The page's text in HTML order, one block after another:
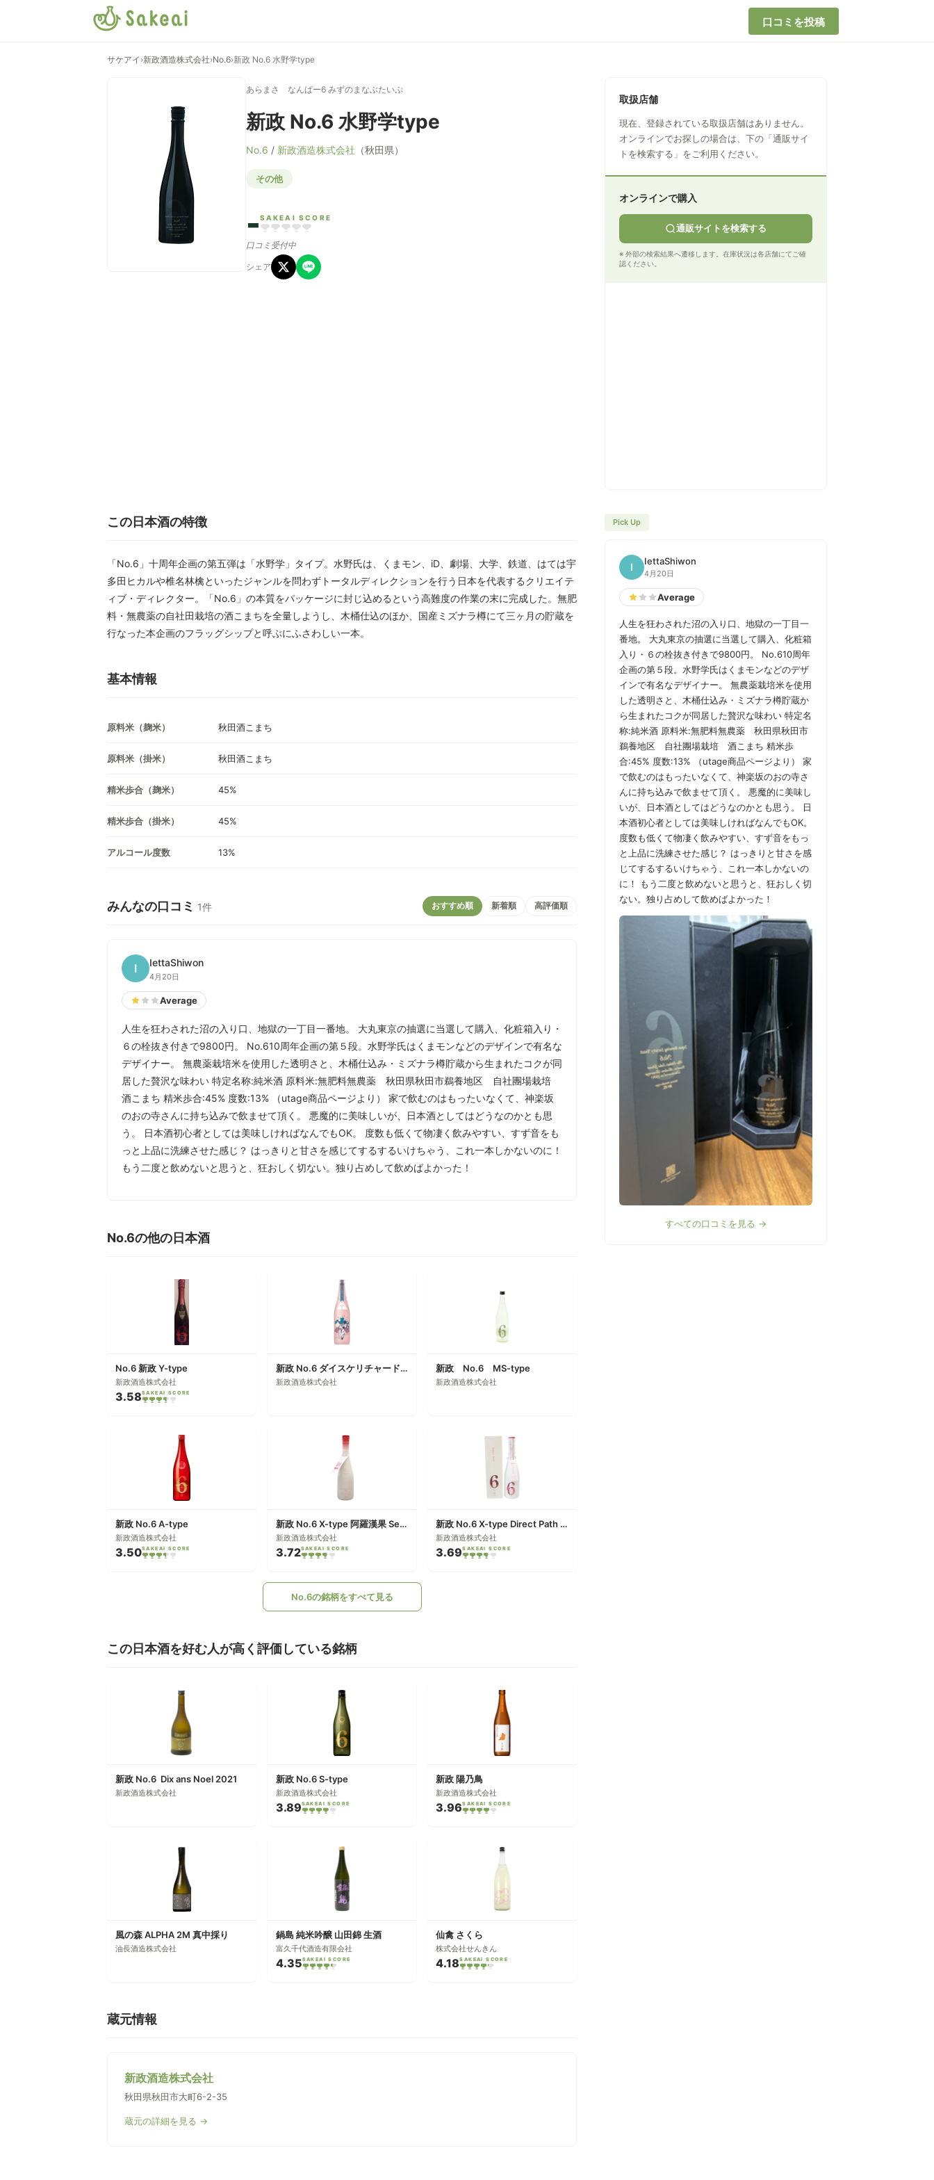
口コミを投稿
サケアイ ›新政酒造株式会社›No.6›新政 No.6 水野学type
あらまさ なんばー6 みずのまなぶたいぷ
新政 No.6 水野学type
No.6 / 新政酒造株式会社 （秋田県）
その他
-SAKEAI SCORE
口コミ受付中
シェア
取扱店舗
現在、登録されている取扱店舗はありません。
オンラインでお探しの場合は、下の「通販サイ
トを検索する」をご利用ください。
オンラインで購入
通販サイトを検索する
※ 外部の検索結果へ遷移します。在庫状況は各店舗にてご確
認ください。
この日本酒の特徴
「No.6」十周年企画の第五弾は「水野学」タイプ。水野氏は、くまモン、iD、劇場、大学、鉄道、はては宇
多田ヒカルや椎名林檎といったジャンルを問わずトータルディレクションを行う日本を代表するクリエイテ
ィブ・ディレクター。「No.6」の本質をパッケージに封じ込めるという高難度の作業の末に完成した。無肥
料・無農薬の自社田栽培の酒こまちを全量しようし、木桶仕込のほか、国産ミズナラ樽にて三ヶ月の貯蔵を
行なった本企画のフラッグシップと呼ぶにふさわしい一本。
基本情報
原料米（麹米） 秋田酒こまち
原料米（掛米） 秋田酒こまち
精米歩合（麹米） 45%
精米歩合（掛米） 45%
アルコール度数 13%
みんなの口コミ 1件 おすすめ順 新着順 高評価順
I IettaShiwon
4月20日
Average
人生を狂わされた沼の入り口、地獄の一丁目一番地。 大丸東京の抽選に当選して購入、化粧箱入り・
６の栓抜き付きで9800円。 No.610周年企画の第５段。水野学氏はくまモンなどのデザインで有名な
デザイナー。 無農薬栽培米を使用した透明さと、木桶仕込み・ミズナラ樽貯蔵から生まれたコクが同
居した贅沢な味わい 特定名称:純米酒 原料米:無肥料無農薬 秋田県秋田市鵜養地区 自社團場栽培
酒こまち 精米歩合:45% 度数:13% （utage商品ページより） 家で飲むのはもったいなくて、神楽坂
のおの寺さんに持ち込みで飲ませて頂く。 悪魔的に美味しいが、日本酒としてはどうなのかとも思
う。 日本酒初心者としては美味しければなんでもOK。 度数も低くて物凄く飲みやすい、すず音をも
っと上品に洗練させた感じ？ はっきりと甘さを感じてするするいけちゃう、これ一本しかないのに！
もう二度と飲めないと思うと、狂おしく切ない。独り占めして飲めばよかった！
No.6の他の日本酒
No.6 新政 Y-type
新政酒造株式会社
3.58SAKEAI SCORE
新政 No.6 ダイスケリチャード-type
新政酒造株式会社
新政 No.6 MS-type
新政酒造株式会社
新政 No.6 A-type
新政酒造株式会社
3.50SAKEAI SCORE
新政 No.6 X-type 阿羅漢果 Seasonal Theme
新政酒造株式会社
3.72SAKEAI SCORE
新政 No.6 X-type Direct Path wittgenstein
新政酒造株式会社
3.69SAKEAI SCORE
No.6の銘柄をすべて見る
この日本酒を好む人が高く評価している銘柄
新政 No.6 Dix ans Noel 2021
新政酒造株式会社
新政 No.6 S-type
新政酒造株式会社
3.89SAKEAI SCORE
新政 陽乃鳥
新政酒造株式会社
3.96SAKEAI SCORE
風の森 ALPHA 2M 真中採り
油長酒造株式会社
鍋島 純米吟醸 山田錦 生酒
富久千代酒造有限会社
4.35SAKEAI SCORE
仙禽 さくら
株式会社せんきん
4.18SAKEAI SCORE
蔵元情報
新政酒造株式会社
秋田県秋田市大町6-2-35
蔵元の詳細を見る →
Pick Up
I IettaShiwon
4月20日
Average
人生を狂わされた沼の入り口、地獄の一丁目一
番地。 大丸東京の抽選に当選して購入、化粧箱
入り・６の栓抜き付きで9800円。 No.610周年
企画の第５段。水野学氏はくまモンなどのデザ
インで有名なデザイナー。 無農薬栽培米を使用
した透明さと、木桶仕込み・ミズナラ樽貯蔵か
ら生まれたコクが同居した贅沢な味わい 特定名
称:純米酒 原料米:無肥料無農薬 秋田県秋田市
鵜養地区 自社團場栽培 酒こまち 精米歩
合:45% 度数:13% （utage商品ページより） 家
で飲むのはもったいなくて、神楽坂のおの寺さ
んに持ち込みで飲ませて頂く。 悪魔的に美味し
いが、日本酒としてはどうなのかとも思う。 日
本酒初心者としては美味しければなんでもOK。
度数も低くて物凄く飲みやすい、すず音をもっ
と上品に洗練させた感じ？ はっきりと甘さを感
じてするするいけちゃう、これ一本しかないの
に！ もう二度と飲めないと思うと、狂おしく切
ない。独り占めして飲めばよかった！
すべての口コミを見る →